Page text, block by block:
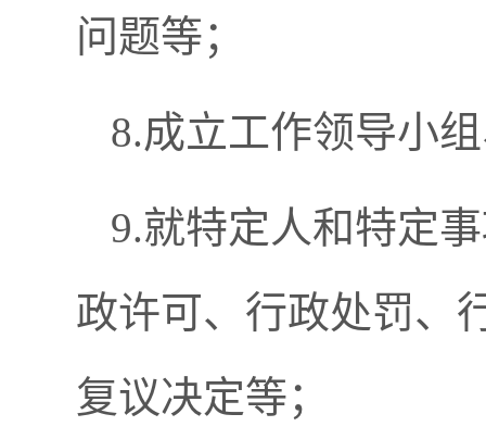
问题等；
8.成立工作领导小
9.就特定人和特定
政许可、行政处罚、
复议决定等；